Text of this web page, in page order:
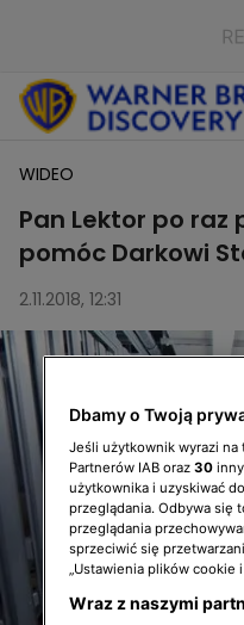
WIDEO
Pan Lektor po raz
pomóc Darkowi
2.11.2018, 12:31
Dbamy o Twoją
Jeśli użytkownik wyrazi na
Partnerów IAB oraz 30
użytkownika i uzyskiwać
przeglądania. Odbywa się
przeglądania
sprzeciwić się
„Ustawienia plików cookie i
Wraz z naszymi